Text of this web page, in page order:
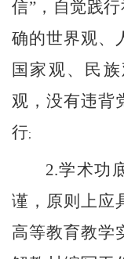
信”，自觉践
确的世界观、
国家观、民
观，没有违背
行;
2.学术功
谨，原则上应
高等教育教学